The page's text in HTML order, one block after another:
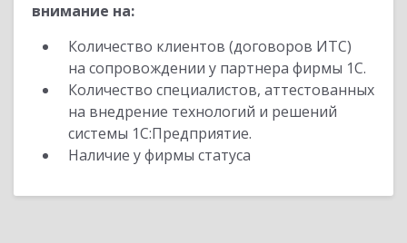
внимание на:
Количество клиентов (договоров ИТС)
на сопровождении у партнера фирмы 1С.
Количество специалистов, аттестованных
на внедрение технологий и решений
системы 1С:Предприятие.
Наличие у фирмы статуса